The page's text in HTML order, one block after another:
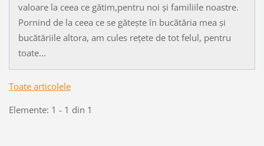
valoare la ceea ce gătim,pentru noi și familiile noastre.
Pornind de la ceea ce se gătește în bucătăria mea și
bucătăriile altora, am cules rețete de tot felul, pentru
toate...
Toate articolele
Elemente: 1 - 1 din 1